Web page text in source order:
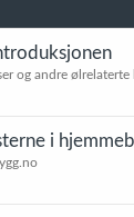
og andre ølrelaterte
i